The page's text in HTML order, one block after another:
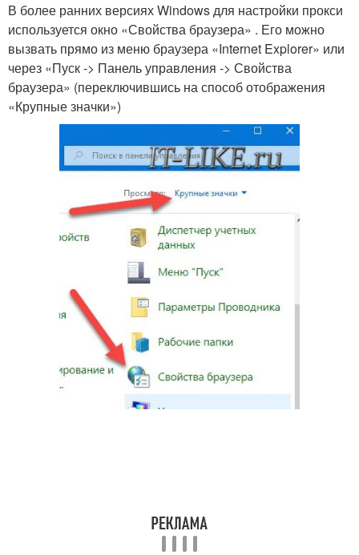
В более ранних версиях Windows для настройки прокси
используется окно «Свойства браузера» . Его можно
вызвать прямо из меню браузера «Internet Explorer» или
через «Пуск -> Панель управления -> Свойства
браузера» (переключившись на способ отображения
«Крупные значки»)